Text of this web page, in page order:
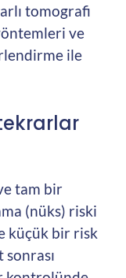
tomografi
ve
ile
tam bir
(nüks) riski
küçük bir risk